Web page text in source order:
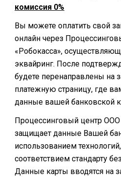
комиссия 0%
Вы можете оплатить свой
онлайн через
«Робокасса»,
эквайринг. После
будете перенаправлены на
платежную страницу, где
данные вашей банковской
Процессинговый центр ООО
защищает данные Вашей
использованием
соответствием стандарту
Данные карты вводятся на